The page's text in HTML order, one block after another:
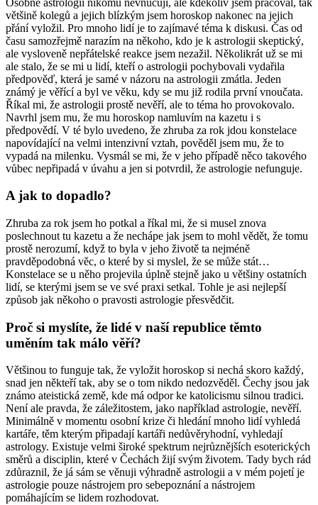
většině kolegů a jejich blízkým jsem horoskop nakonec na jejich
přání vyložil. Pro mnoho lidí je to zajímavé téma k diskusi. Čas od
času samozřejmě narazím na někoho, kdo je k astrologii skeptický,
ale vysloveně nepřátelské reakce jsem nezažil. Několikrát už se mi
ale stalo, že se mi u lidí, kteří o astrologii pochybovali vydařila
předpověď, která je samé v názoru na astrologii zmátla. Jeden
známý je věřící a byl ve věku, kdy se mu již rodila první vnoučata.
Říkal mi, že astrologii prostě nevěří, ale to téma ho provokovalo.
Navrhl jsem mu, že mu horoskop namluvím na kazetu i s
předpovědí. V té bylo uvedeno, že zhruba za rok jdou konstelace
napovídající na velmi intenzivní vztah, pověděl jsem mu, že to
vypadá na milenku. Vysmál se mi, že v jeho případě něco takového
vůbec nepřipadá v úvahu a jen si potvrdil, že astrologie nefunguje.
A jak to dopadlo?
Zhruba za rok jsem ho potkal a říkal mi, že si musel znova
poslechnout tu kazetu a že nechápe jak jsem to mohl vědět, že tomu
prostě nerozumí, když to byla v jeho životě ta nejméně
pravděpodobná věc, o které by si myslel, že se může stát…
Konstelace se u něho projevila úplně stejně jako u většiny ostatních
lidí, se kterými jsem se ve své praxi setkal. Tohle je asi nejlepší
způsob jak někoho o pravosti astrologie přesvědčit.
Proč si myslíte, že lidé v naší republice těmto
uměním tak málo věří?
Většinou to funguje tak, že vyložit horoskop si nechá skoro každý,
snad jen někteří tak, aby se o tom nikdo nedozvěděl. Čechy jsou jak
známo ateistická země, kde má odpor ke katolicismu silnou tradici.
Není ale pravda, že záležitostem, jako například astrologie, nevěří.
Minimálně v momentu osobní krize či hledání mnoho lidí vyhledá
kartáře, těm kterým připadají kartáři nedůvěryhodní, vyhledají
astrology. Existuje velmi široké spektrum nejrůznějších esoterických
směrů a disciplin, které v Čechách žijí svým životem. Tady bych rád
zdůraznil, že já sám se věnuji výhradně astrologii a v mém pojetí je
astrologie pouze nástrojem pro sebepoznání a nástrojem
pomáhajícím se lidem rozhodovat.